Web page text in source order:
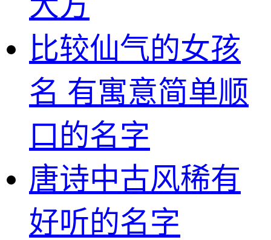
比较仙气的女孩
名 有寓意简单顺
口的名字
唐诗中古风稀有
好听的名字